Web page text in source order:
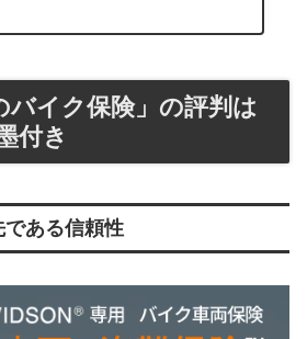
バイク保険」の評判は
付き
である信頼性